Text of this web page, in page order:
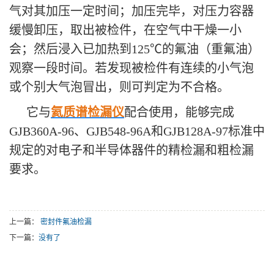
气对其加压一定时间；加压完毕，对压力容器
缓慢卸压，取出被检件，在空气中干燥一小
会； 然后浸入已加热到125℃的氟油（重氟油）
观察一段时间。若发现被检件有连续的小气泡
或个别大气泡冒出，则可判定为不合格。
它与氦质谱检漏仪配合使用，能够完成
GJB360A-96、GJB548-96A和GJB128A-97标准中
规定的对电子和半导体器件的精检漏和粗检漏
要求。
上一篇： 密封件氟油检漏
下一篇： 没有了